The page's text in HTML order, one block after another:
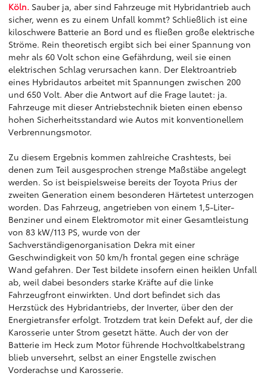
Köln. Sauber ja, aber sind Fahrzeuge mit Hybridantrieb auch
sicher, wenn es zu einem Unfall kommt? Schließlich ist eine
kiloschwere Batterie an Bord und es fließen große elektrische
Ströme. Rein theoretisch ergibt sich bei einer Spannung von
mehr als 60 Volt schon eine Gefährdung, weil sie einen
elektrischen Schlag verursachen kann. Der Elektroantrieb
eines Hybridautos arbeitet mit Spannungen zwischen 200
und 650 Volt. Aber die Antwort auf die Frage lautet: ja.
Fahrzeuge mit dieser Antriebstechnik bieten einen ebenso
hohen Sicherheitsstandard wie Autos mit konventionellem
Verbrennungsmotor.
Zu diesem Ergebnis kommen zahlreiche Crashtests, bei
denen zum Teil ausgesprochen strenge Maßstäbe angelegt
werden. So ist beispielsweise bereits der Toyota Prius der
zweiten Generation einem besonderen Härtetest unterzogen
worden. Das Fahrzeug, angetrieben von einem 1,5-Liter-
Benziner und einem Elektromotor mit einer Gesamtleistung
von 83 kW/113 PS, wurde von der
Sachverständigenorganisation Dekra mit einer
Geschwindigkeit von 50 km/h frontal gegen eine schräge
Wand gefahren. Der Test bildete insofern einen heiklen Unfall
ab, weil dabei besonders starke Kräfte auf die linke
Fahrzeugfront einwirkten. Und dort befindet sich das
Herzstück des Hybridantriebs, der Inverter, über den der
Energietransfer erfolgt. Trotzdem trat kein Defekt auf, der die
Karosserie unter Strom gesetzt hätte. Auch der von der
Batterie im Heck zum Motor führende Hochvoltkabelstrang
blieb unversehrt, selbst an einer Engstelle zwischen
Vorderachse und Karosserie.